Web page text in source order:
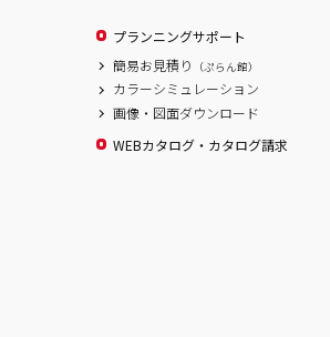
プランニングサポート
簡易お見積り
（ぷらん館）
カラーシミュレーション
画像・図面ダウンロード
WEBカタログ・カタログ請求